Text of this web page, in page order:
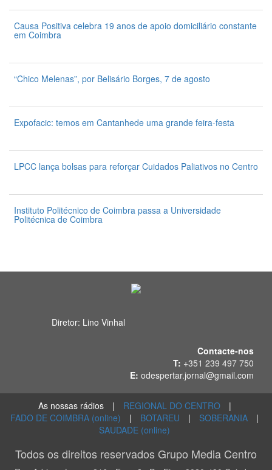
Causa Positiva celebra 19 anos de apoio domiciliário constante
em Coimbra
“Chico Melenas”, por Belisário Borges, 7 de agosto
Expofacic: temos em Cantanhede uma grande feira-festa
LPCC lança bolsas para reforçar Cuidados Paliativos no Centro
Instituto Politécnico de Coimbra passa a Universidade
Politécnica de Coimbra
Diretor: Lino Vinhal
Contacte-nos
T: +351 239 497 750
E: odespertar.jornal@gmail.com
As nossas rádios | REGIONAL DO CENTRO
|
FADO DE COIMBRA (online)
| BOTAREU | SOBERANIA
|
SAUDADE (online)
Todos os direitos reservados Grupo Media Centro